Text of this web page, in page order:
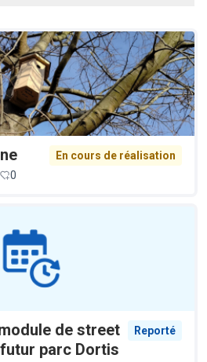
En cours de réalisation
0
de street
parc Dortis
Reporté